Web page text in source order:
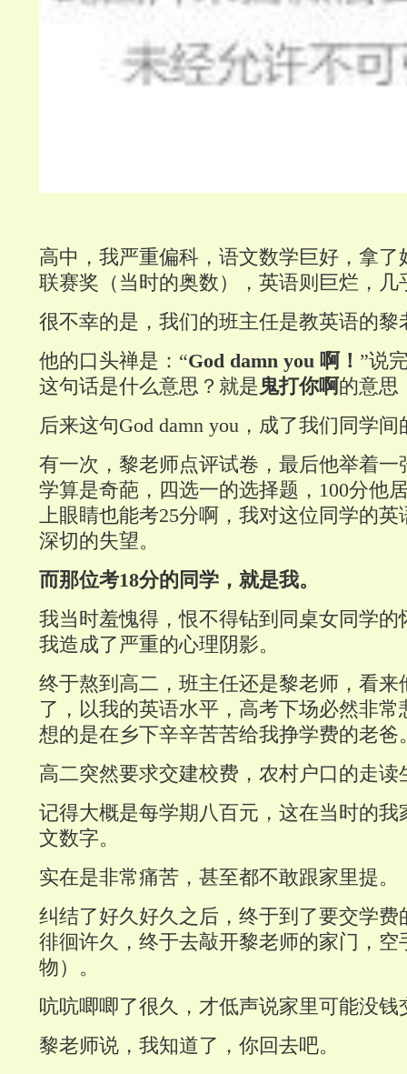
高中，我严重偏科，语文数学巨好，拿了
联赛奖（当时的奥数），英语则巨烂，几
很不幸的是，我们的班主任是教英语的黎
他的口头禅是：“God damn you 啊！ ”说
这句话是什么意思？就是 鬼打你啊的意思
后来这句God damn you ，成了我们同学
有一次，黎老师点评试卷，最后他举着一
学算是奇葩，四选一的选择题，100分他
上眼睛也能考25分啊，我对这位同学的
深切的失望。
而那位考18分的同学，就是我。
我当时羞愧得，恨不得钻到同桌女同学的
我造成了严重的心理阴影。
终于熬到高二，班主任还是黎老师，看来
了，以我的英语水平，高考下场必然非常
想的是在乡下辛辛苦苦给我挣学费的老爸
高二突然要求交建校费，农村户口的走读
记得大概是每学期八百元，这在当时的我
文数字。
实在是非常痛苦，甚至都不敢跟家里提。
纠结了好久好久之后，终于到了要交学费
徘徊许久，终于去敲开黎老师的家门，空
物）。
吭吭唧唧了很久，才低声说家里可能没钱
黎老师说，我知道了，你回去吧。